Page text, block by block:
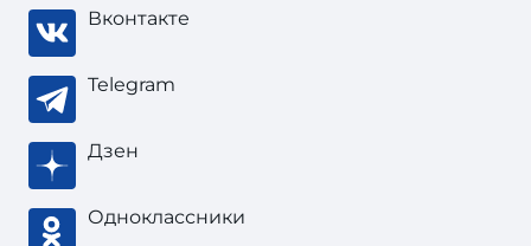
Вконтакте
Telegram
Дзен
Одноклассники